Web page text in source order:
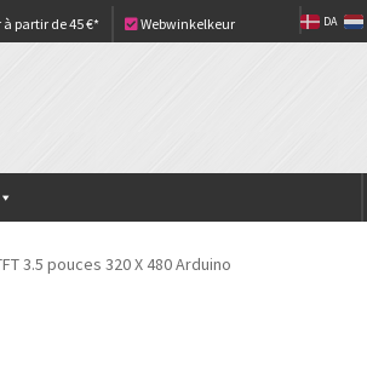
partir de 45 €* Webwinkelkeur DA
3.5 pouces 320 X 480 Arduino